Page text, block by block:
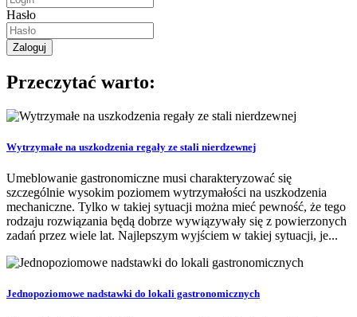
Hasło
Przeczytać warto:
Wytrzymałe na uszkodzenia regały ze stali nierdzewnej
Umeblowanie gastronomiczne musi charakteryzować się
szczególnie wysokim poziomem wytrzymałości na uszkodzenia
mechaniczne. Tylko w takiej sytuacji można mieć pewność, że tego
rodzaju rozwiązania będą dobrze wywiązywały się z powierzonych
zadań przez wiele lat. Najlepszym wyjściem w takiej sytuacji, je...
Jednopoziomowe nadstawki do lokali gastronomicznych